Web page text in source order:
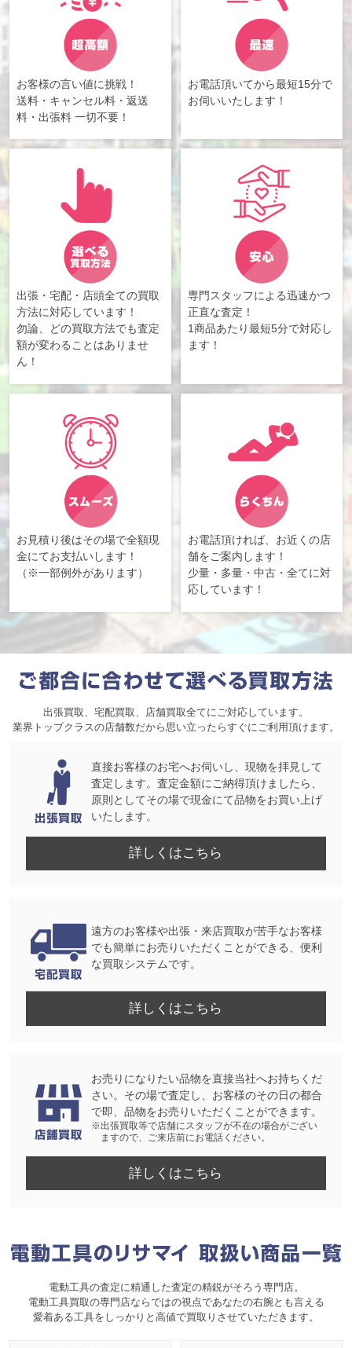
お客様の言い値に挑戦！
送料・キャンセル料・返送
料・出張料 一切不要！
お電話頂いてから最短15分で
お伺いいたします！
出張・宅配・店頭全ての買取
方法に対応しています！
勿論、どの買取方法でも査定
額が変わることはありませ
ん！
専門スタッフによる迅速かつ
正直な査定！
1商品あたり最短5分で対応し
ます！
お見積り後はその場で全額現
金にてお支払いします！
（※一部例外があります）
お電話頂ければ、お近くの店
舗をご案内します！
少量・多量・中古・全てに対
応しています！
出張買取、宅配買取、店舗買取全てにご対応しています。
業界トップクラスの店舗数だから思い立ったらすぐにご利用頂けます。
直接お客様のお宅へお伺いし、現物を拝見して
査定します。査定金額にご納得頂けましたら、
原則としてその場で現金にて品物をお買い上げ
いたします。
詳しくはこちら
遠方のお客様や出張・来店買取が苦手なお客様
でも簡単にお売りいただくことができる、便利
な買取システムです。
詳しくはこちら
お売りになりたい品物を直接当社へお持ちくだ
さい。その場で査定し、お客様のその日の都合
で即、品物をお売りいただくことができます。
※出張買取等で店舗にスタッフが不在の場合がござい
ますので、ご来店前にお電話ください。
詳しくはこちら
電動工具の査定に精通した査定の精鋭がそろう専門店。
電動工具買取の専門店ならではの視点であなたの右腕とも言える
愛着ある工具をしっかりと高値で買取りさせていただきます。